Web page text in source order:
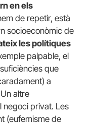
en els
de repetir, està
socioeconòmic de
les polítiques
palpable, el
que
a
altre
negoci privat. Les
(eufemisme de